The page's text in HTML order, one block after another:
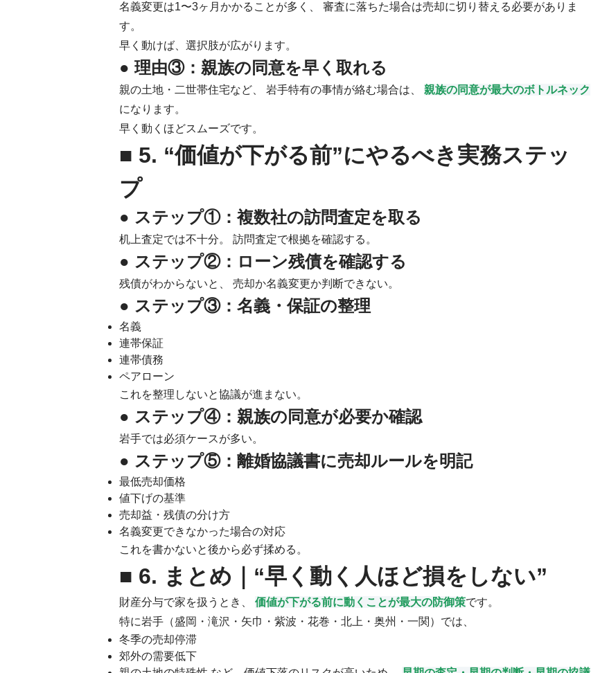
名義変更は1〜3ヶ月かかることが多く、 審査に落ちた場合は売却に切り替える必要がありま
す。
早く動けば、選択肢が広がります。
● 理由③：親族の同意を早く取れる
親の土地・二世帯住宅など、 岩手特有の事情が絡む場合は、 親族の同意が最大のボトルネック
になります。
早く動くほどスムーズです。
■ 5. “価値が下がる前”にやるべき実務ステッ
プ
● ステップ①：複数社の訪問査定を取る
机上査定では不十分。 訪問査定で根拠を確認する。
● ステップ②：ローン残債を確認する
残債がわからないと、 売却か名義変更か判断できない。
● ステップ③：名義・保証の整理
名義
連帯保証
連帯債務
ペアローン
これを整理しないと協議が進まない。
● ステップ④：親族の同意が必要か確認
岩手では必須ケースが多い。
● ステップ⑤：離婚協議書に売却ルールを明記
最低売却価格
値下げの基準
売却益・残債の分け方
名義変更できなかった場合の対応
これを書かないと後から必ず揉める。
■ 6. まとめ｜“早く動く人ほど損をしない”
財産分与で家を扱うとき、 価値が下がる前に動くことが最大の防御策です。
特に岩手（盛岡・滝沢・矢巾・紫波・花巻・北上・奥州・一関）では、
冬季の売却停滞
郊外の需要低下